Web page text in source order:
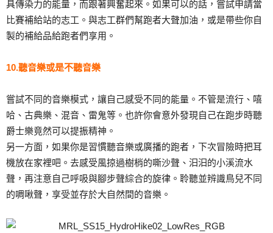
具傳染力的能量，而跟著興奮起來。如果可以的話，嘗試申請當
比賽補給站的志工。與志工群們幫跑者大聲加油，或是帶些你自
製的補給品給跑者們享用。
10.聽音樂或是不聽音樂
嘗試不同的音樂模式，讓自己感受不同的能量。不管是流行、嘻
哈、古典樂、混音、雷鬼等。也許你會意外發現自己在跑步時聽
爵士樂竟然可以提振精神。
另一方面，如果你是習慣聽音樂或廣播的跑者，下次冒險時把耳
機放在家裡吧。去感受風掠過樹梢的嘶沙聲、汩汩的小溪流水
聲，再注意自己呼吸與腳步聲綜合的旋律。聆聽並辨識鳥兒不同
的啁啾聲，享受並存於大自然間的音樂。